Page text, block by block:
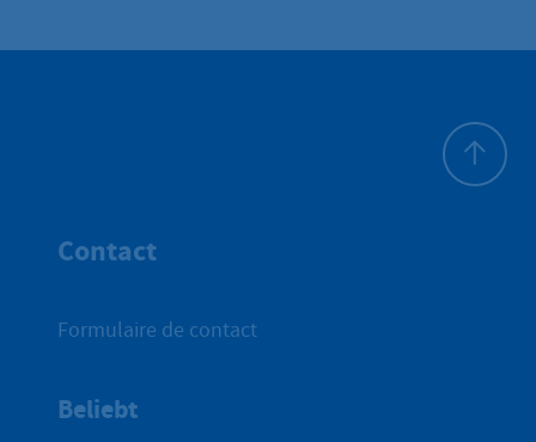
Contact
Formulaire de contact
Beliebt